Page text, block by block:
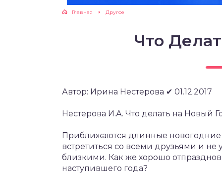
Главная Другое
Что
Автор: Ирина Нестерова ✔ 01.12.2017
Нестерова И.А. Что делать на Новый
Приближаются длинные новогодние
встретиться со всеми друзьями и не
близкими. Как же хорошо
наступившего года?